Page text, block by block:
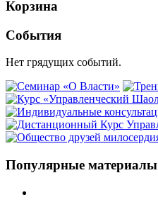
Корзина
События
Нет грядущих событий.
Популярные материалы